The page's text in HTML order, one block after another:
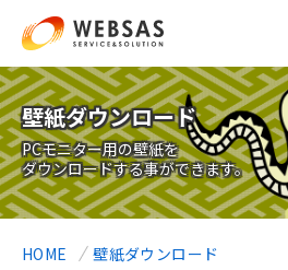
コ
ン
テ
ン
ツ
に
移
壁紙ダウンロード
PCモニター用の壁紙を
ダウンロードする事ができます。
HOME 壁紙ダウンロード